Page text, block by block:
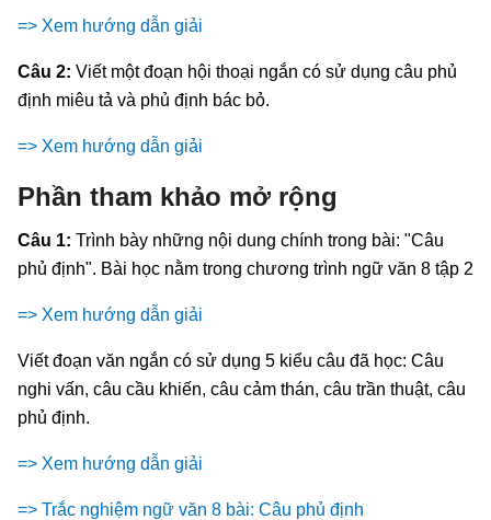
=> Xem hướng dẫn giải
Câu 2: Viết một đoạn hội thoại ngắn có sử dụng câu phủ
định miêu tả và phủ định bác bỏ.
=> Xem hướng dẫn giải
Phần tham khảo mở rộng
Câu 1: Trình bày những nội dung chính trong bài: "Câu
phủ định". Bài học nằm trong chương trình ngữ văn 8 tập 2
=> Xem hướng dẫn giải
Viết đoạn văn ngắn có sử dụng 5 kiểu câu đã học: Câu
nghi vấn, câu cầu khiến, câu cảm thán, câu trần thuật, câu
phủ định.
=> Xem hướng dẫn giải
=> Trắc nghiệm ngữ văn 8 bài: Câu phủ định